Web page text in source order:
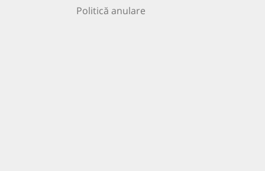
Politică anulare